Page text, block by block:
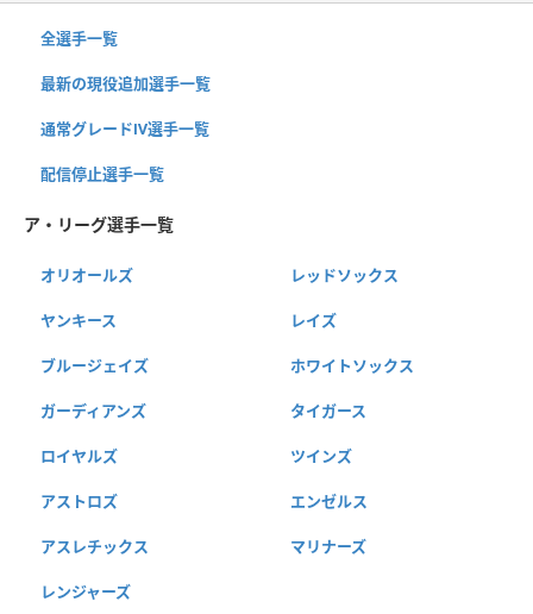
全選手一覧
最新の現役追加選手一覧
通常グレードⅣ選手一覧
配信停止選手一覧
ア・リーグ選手一覧
オリオールズ レッドソックス
ヤンキース レイズ
ブルージェイズ ホワイトソックス
ガーディアンズ タイガース
ロイヤルズ ツインズ
アストロズ エンゼルス
アスレチックス マリナーズ
レンジャーズ